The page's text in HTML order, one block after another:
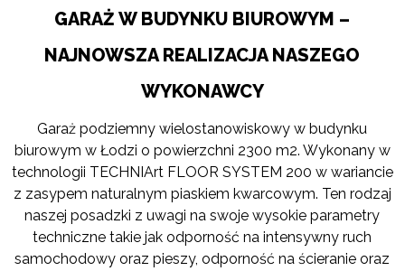
GARAŻ W BUDYNKU BIUROWYM –
NAJNOWSZA REALIZACJA NASZEGO
WYKONAWCY
Garaż podziemny wielostanowiskowy w budynku
biurowym w Łodzi o powierzchni 2300 m2. Wykonany w
technologii TECHNIArt FLOOR SYSTEM 200 w wariancie
z zasypem naturalnym piaskiem kwarcowym. Ten rodzaj
naszej posadzki z uwagi na swoje wysokie parametry
techniczne takie jak odporność na intensywny ruch
samochodowy oraz pieszy, odporność na ścieranie oraz